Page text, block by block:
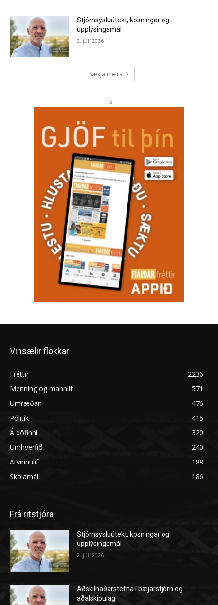
Vinsælir flokkar
Fréttir
2236
Menning og mannlíf
571
Umræðan
476
Pólitík
415
Á döfinni
320
Umhverfið
240
Atvinnulíf
188
Skólamál
186
Frá ritstjóra
Stjórnsýsluútekt, kosningar og
upplýsingamál
2. júlí 2026
Aðskilnaðarstefna í bæjarstjórn og
aðalskipulag